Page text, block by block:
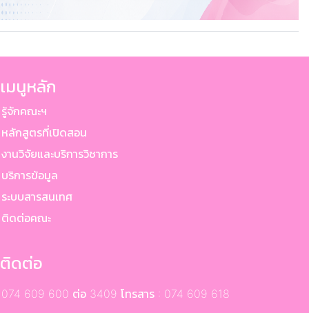
เมนูหลัก
กคณะฯ
กสูตรที่เปิดสอน
นวิจัยและบริการวิชาการ
การข้อมูล
บบสารสนเทศ
ดต่อคณะ
ติดต่อ
609 600 ต่อ 3409 โทรสาร : 074 609 618